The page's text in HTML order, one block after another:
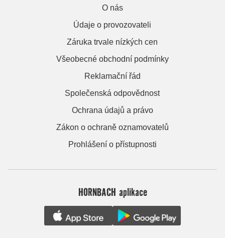
O nás
Údaje o provozovateli
Záruka trvale nízkých cen
Všeobecné obchodní podmínky
Reklamační řád
Společenská odpovědnost
Ochrana údajů a právo
Zákon o ochraně oznamovatelů
Prohlášení o přístupnosti
HORNBACH aplikace